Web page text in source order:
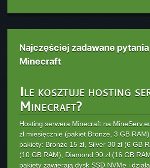
Najczęściej zadawane
Minecraft
Ile kosztuje hosting
Minecraft?
Hosting serwera Minecraft na
zł miesięcznie (pakiet Bronze, 3 GB
pakiety: Bronze 15 zł, Silver 30 zł (6 GB
(10 GB RAM), Diamond 90 zł (16 GB
pakiety zawierają dysk SSD NVMe i